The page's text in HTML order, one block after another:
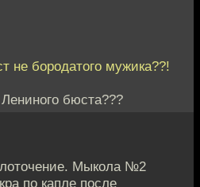
не бородатого мужика??!
бюста???
Мыкола №2
по капле после